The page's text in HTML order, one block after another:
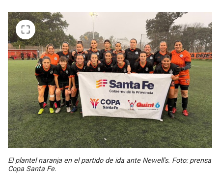
El plantel naranja en el partido de ida ante Newell's. Foto: prensa
Copa Santa Fe.